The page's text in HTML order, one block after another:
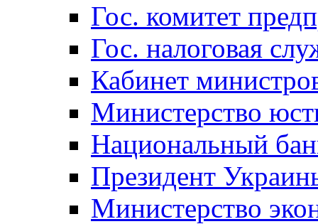
Гос. комитет
Гос. налоговая
Кабинет
Министерство
Национальный
Президент
Министерство